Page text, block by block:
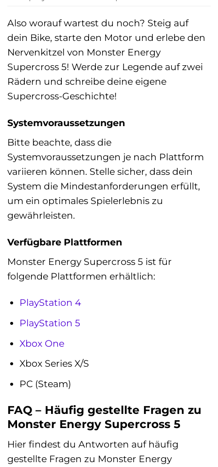
Also worauf wartest du noch? Steig auf
dein Bike, starte den Motor und erlebe den
Nervenkitzel von Monster Energy
Supercross 5! Werde zur Legende auf zwei
Rädern und schreibe deine eigene
Supercross-Geschichte!
Systemvoraussetzungen
Bitte beachte, dass die
Systemvoraussetzungen je nach Plattform
variieren können. Stelle sicher, dass dein
System die Mindestanforderungen erfüllt,
um ein optimales Spielerlebnis zu
gewährleisten.
Verfügbare Plattformen
Monster Energy Supercross 5 ist für
folgende Plattformen erhältlich:
PlayStation 4
PlayStation 5
Xbox One
Xbox Series X/S
PC (Steam)
FAQ – Häufig gestellte Fragen zu
Monster Energy Supercross 5
Hier findest du Antworten auf häufig
gestellte Fragen zu Monster Energy